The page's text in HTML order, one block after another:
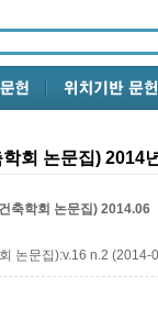
회 논문집) 2014
축학회 논문집) 2014.06
논문집):v.16 n.2 (2014-